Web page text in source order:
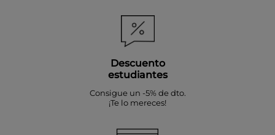
Descuento
estudiantes
Consigue un -5% de dto.
¡Te lo mereces!